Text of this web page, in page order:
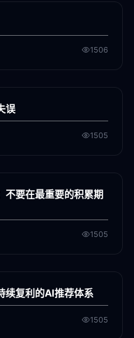
1506
误
1505
不要在最重要的积累期
1505
续复利的AI推荐体系
1505